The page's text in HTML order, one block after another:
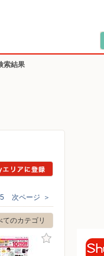
索結果
5 次ページ ＞
てのカテゴリ